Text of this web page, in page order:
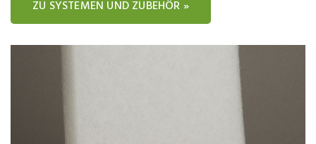
ZU SYSTEMEN UND ZUBEHÖR »